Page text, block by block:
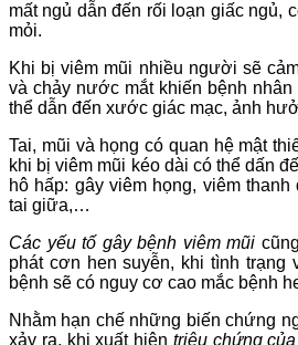
mất ngủ dẫn đến rối loạn giấc ngủ,
mỏi.
Khi bị viêm mũi nhiều người sẽ
và chảy nước mắt khiến bệnh
thể dẫn đến xước giác mạc, ảnh
Tai, mũi và họng có quan hệ mật
khi bị viêm mũi kéo dài có thể dấn
hô hấp: gây viêm họng, viêm
tai giữa,…
Các yếu tố gây bệnh viêm mũi
phát cơn hen suyễn, khi tình trạng
bệnh sẽ có nguy cơ cao mắc bệnh
Nhằm hạn chế những biến chứng
xảy ra, khi xuất hiện triệu chứng